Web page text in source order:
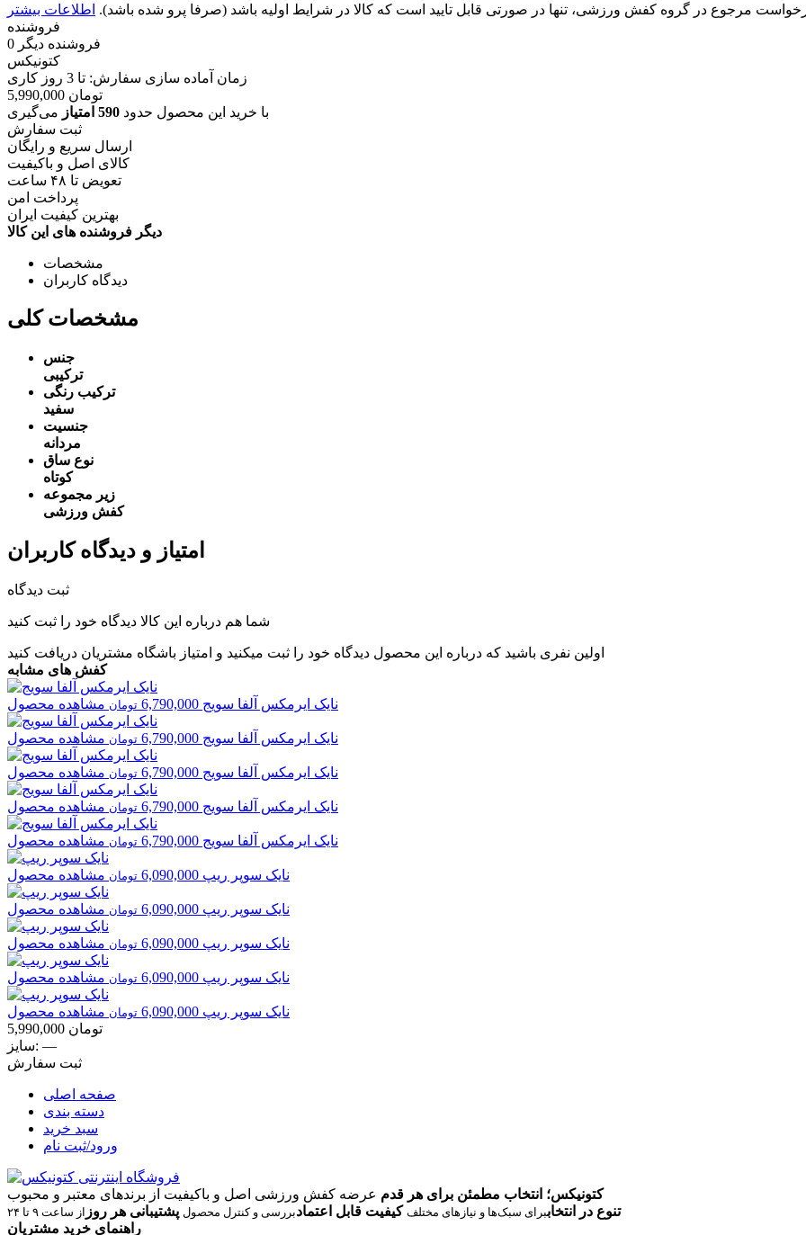
مرجوع در گروه کفش ورزشی، تنها در صورتی قابل تایید است که کالا در شرایط اولیه باشد (صرفا پرو شده باشد).
فروشنده
0 فروشنده دیگر
کتونیکس
زمان آماده سازی سفارش: تا 3 روز کاری
5,990,000 تومان
با خرید این محصول حدود 590 امتیاز
می‌گیری
ثبت سفارش
ارسال سریع و رایگان
کالای اصل و باکیفیت
تعویض تا ۴۸ ساعت
پرداخت امن
بهترین کیفیت ایران
دیگر فروشنده های این کالا
مشخصات
دیدگاه کاربران
مشخصات کلی
جنس
ترکیبی
ترکیب رنگی
سفید
جنسیت
مردانه
نوع ساق
کوتاه
زیر مجموعه
کفش ورزشی
امتیاز و دیدگاه کاربران
ثبت دیدگاه
شما هم درباره این کالا دیدگاه خود را ثبت کنید
اولین نفری باشید که درباره این محصول دیدگاه خود را ثبت میکنید و امتیاز باشگاه مشتریان دریافت کنید
کفش های مشابه
نایک ایرمکس آلفا سویج 6,790,000 تومان مشاهده محصول
نایک ایرمکس آلفا سویج 6,790,000 تومان مشاهده محصول
نایک ایرمکس آلفا سویج 6,790,000 تومان مشاهده محصول
نایک ایرمکس آلفا سویج 6,790,000 تومان مشاهده محصول
نایک ایرمکس آلفا سویج 6,790,000 تومان مشاهده محصول
نایک سوپر ریپ 6,090,000 تومان مشاهده محصول
نایک سوپر ریپ 6,090,000 تومان مشاهده محصول
نایک سوپر ریپ 6,090,000 تومان مشاهده محصول
نایک سوپر ریپ 6,090,000 تومان مشاهده محصول
نایک سوپر ریپ 6,090,000 تومان مشاهده محصول
5,990,000 تومان
سایز: —
ثبت سفارش
صفحه اصلی
دسته بندی
سبد خرید
ورود/ثبت نام
کتونیکس؛ انتخاب مطمئن برای هر قدم عرضه کفش ورزشی اصل و باکیفیت از برندهای معتبر و محبوب
تنوع در انتخاببرای سبک‌ها و نیازهای مختلف کیفیت قابل اعتمادبررسی و کنترل محصول پشتیبانی هر روز از ساعت ۹ تا ۲۴
راهنمای خرید مشتریان